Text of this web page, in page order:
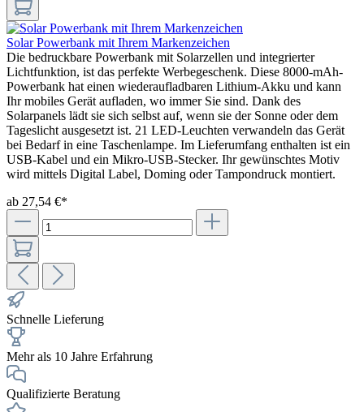
Solar Powerbank mit Ihrem Markenzeichen
Die bedruckbare Powerbank mit Solarzellen und integrierter
Lichtfunktion, ist das perfekte Werbegeschenk. Diese 8000-mAh-
Powerbank hat einen wiederaufladbaren Lithium-Akku und kann
Ihr mobiles Gerät aufladen, wo immer Sie sind. Dank des
Solarpanels lädt sie sich selbst auf, wenn sie der Sonne oder dem
Tageslicht ausgesetzt ist. 21 LED-Leuchten verwandeln das Gerät
bei Bedarf in eine Taschenlampe. Im Lieferumfang enthalten ist ein
USB-Kabel und ein Mikro-USB-Stecker. Ihr gewünschtes Motiv
wird mittels Digital Label, Doming oder Tampondruck montiert.
ab 27,54 €*
Schnelle Lieferung
Mehr als 10 Jahre Erfahrung
Qualifizierte Beratung